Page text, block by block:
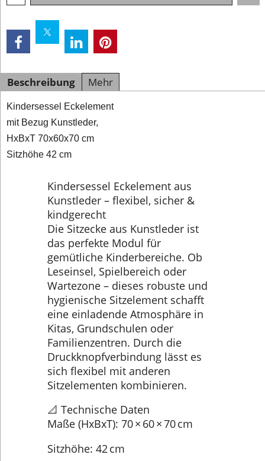
Beschreibung Mehr
Kindersessel Eckelement
mit Bezug Kunstleder,
HxBxT 70x60x70 cm
Sitzhöhe 42 cm
Kindersessel Eckelement aus
Kunstleder – flexibel, sicher &
kindgerecht
Die Sitzecke aus Kunstleder ist
das perfekte Modul für
gemütliche Kinderbereiche. Ob
Leseinsel, Spielbereich oder
Wartezone – dieses robuste und
hygienische Sitzelement schafft
eine einladende Atmosphäre in
Kitas, Grundschulen oder
Familienzentren. Durch die
Druckknopfverbindung lässt es
sich flexibel mit anderen
Sitzelementen kombinieren.
📐 Technische Daten
Maße (HxBxT): 70 × 60 × 70 cm
Sitzhöhe: 42 cm